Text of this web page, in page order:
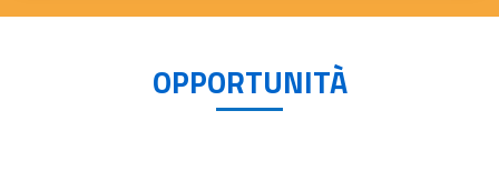
OPPORTUNITÀ